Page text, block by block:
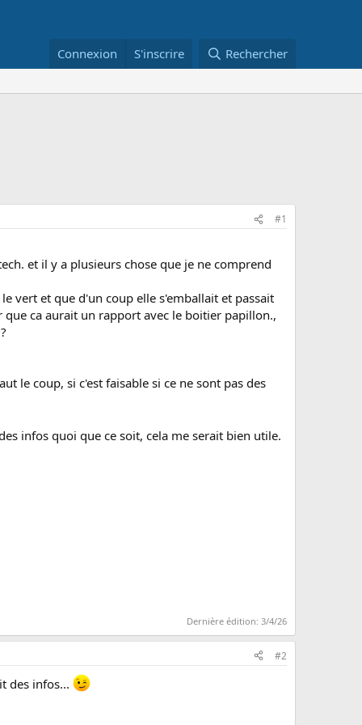
Connexion S'inscrire Rechercher
#1
et il y a plusieurs chose que je ne comprend
vert et que d'un coup elle s'emballait et passait
ca aurait un rapport avec le boitier papillon.,
le coup, si c'est faisable si ce ne sont pas des
infos quoi que ce soit, cela me serait bien utile.
Dernière édition: 3/4/26
#2
des infos...